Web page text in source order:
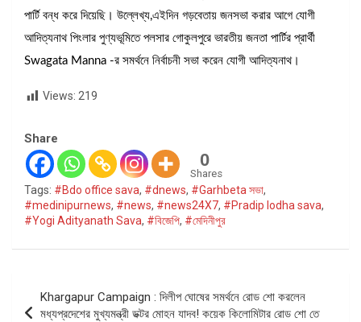
পার্টি বন্ধ করে দিয়েছি। উল্লেখ্য,এইদিন গড়বেতায় জনসভা করার আগে যোগী
আদিত্যনাথ পিংলার পুণ্যভূমিতে পলসার গোকুলপুরে ভারতীয় জনতা পার্টির প্রার্থী
Swagata Manna -র সমর্থনে নির্বাচনী সভা করেন যোগী আদিত্যনাথ।
Views: 219
Share
0
Shares
Tags: #Bdo office sava, #dnews, #Garhbeta সভা,
#medinipurnews, #news, #news24X7, #Pradip lodha sava,
#Yogi Adityanath Sava, #বিজেপি, #মেদিনীপুর
navigation
Khargapur Campaign : দিলীপ ঘোষের সমর্থনে রোড শো করলেন
মধ্যপ্রদেশের মুখ্যমন্ত্রী ডক্টর মোহন যাদব! কয়েক কিলোমিটার রোড শো তে